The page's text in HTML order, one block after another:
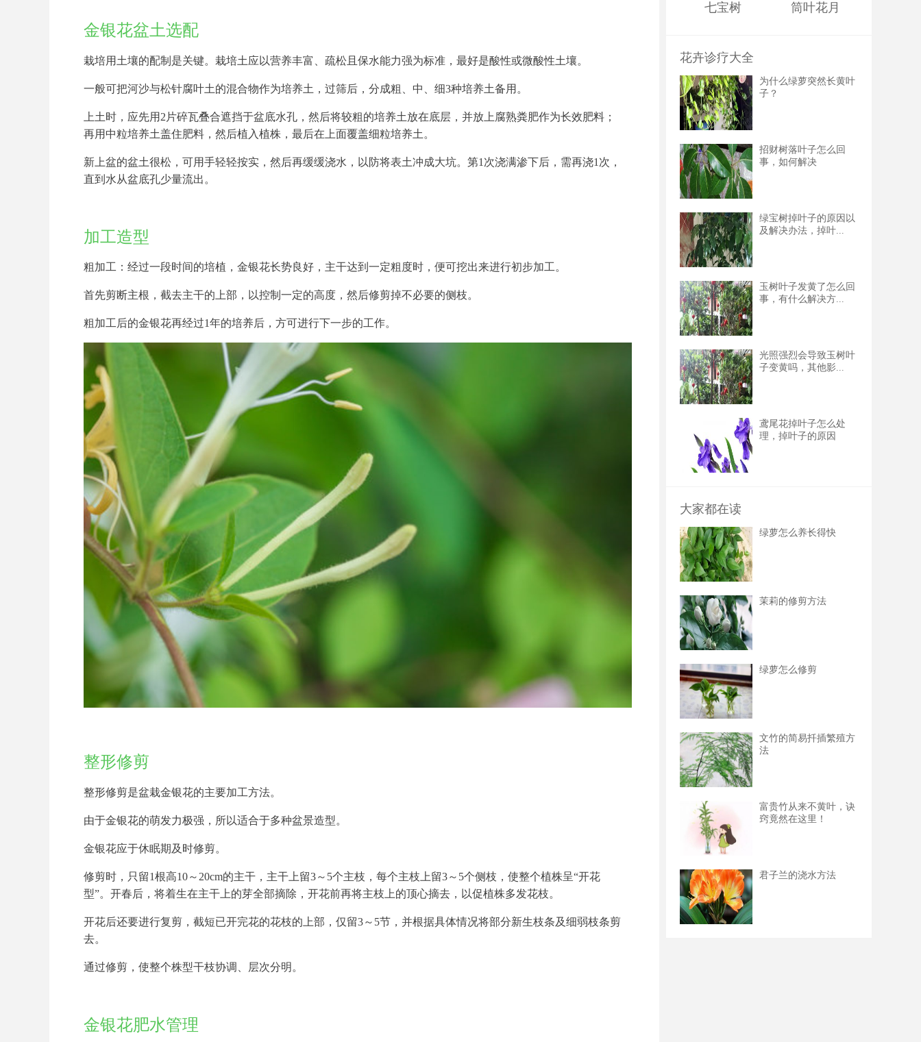
金银花盆土选配
栽培用土壤的配制是关键。栽培土应以营养丰富、疏松且保水能力强为标准，最好是酸性或微酸性土壤。
一般可把河沙与松针腐叶土的混合物作为培养土，过筛后，分成粗、中、细3种培养土备用。
上土时，应先用2片碎瓦叠合遮挡于盆底水孔，然后将较粗的培养土放在底层，并放上腐熟粪肥作为长效肥料；
再用中粒培养土盖住肥料，然后植入植株，最后在上面覆盖细粒培养土。
新上盆的盆土很松，可用手轻轻按实，然后再缓缓浇水，以防将表土冲成大坑。第1次浇满渗下后，需再浇1次，
直到水从盆底孔少量流出。
加工造型
粗加工：经过一段时间的培植，金银花长势良好，主干达到一定粗度时，便可挖出来进行初步加工。
首先剪断主根，截去主干的上部，以控制一定的高度，然后修剪掉不必要的侧枝。
粗加工后的金银花再经过1年的培养后，方可进行下一步的工作。
整形修剪
整形修剪是盆栽金银花的主要加工方法。
由于金银花的萌发力极强，所以适合于多种盆景造型。
金银花应于休眠期及时修剪。
修剪时，只留1根高10～20cm的主干，主干上留3～5个主枝，每个主枝上留3～5个侧枝，使整个植株呈“开花
型”。开春后，将着生在主干上的芽全部摘除，开花前再将主枝上的顶心摘去，以促植株多发花枝。
开花后还要进行复剪，截短已开完花的花枝的上部，仅留3～5节，并根据具体情况将部分新生枝条及细弱枝条剪
去。
通过修剪，使整个株型干枝协调、层次分明。
金银花肥水管理
七宝树 筒叶花月
花卉诊疗大全
为什么绿萝突然长黄叶
子？
招财树落叶子怎么回
事，如何解决
绿宝树掉叶子的原因以
及解决办法，掉叶...
玉树叶子发黄了怎么回
事，有什么解决方...
光照强烈会导致玉树叶
子变黄吗，其他影...
鸢尾花掉叶子怎么处
理，掉叶子的原因
大家都在读
绿萝怎么养长得快
茉莉的修剪方法
绿萝怎么修剪
文竹的简易扦插繁殖方
法
富贵竹从来不黄叶，诀
窍竟然在这里！
君子兰的浇水方法